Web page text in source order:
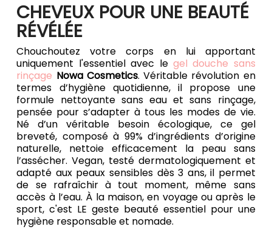
CHEVEUX POUR UNE BEAUTÉ
RÉVÉLÉE
Chouchoutez votre corps en lui apportant
uniquement l'essentiel avec le gel douche sans
rinçage Nowa Cosmetics. Véritable révolution en
termes d’hygiène quotidienne, il propose une
formule nettoyante sans eau et sans rinçage,
pensée pour s’adapter à tous les modes de vie.
Né d’un véritable besoin écologique, ce gel
breveté, composé à 99% d’ingrédients d’origine
naturelle, nettoie efficacement la peau sans
l’assécher. Vegan, testé dermatologiquement et
adapté aux peaux sensibles dès 3 ans, il permet
de se rafraîchir à tout moment, même sans
accès à l’eau. À la maison, en voyage ou après le
sport, c'est LE geste beauté essentiel pour une
hygiène responsable et nomade.